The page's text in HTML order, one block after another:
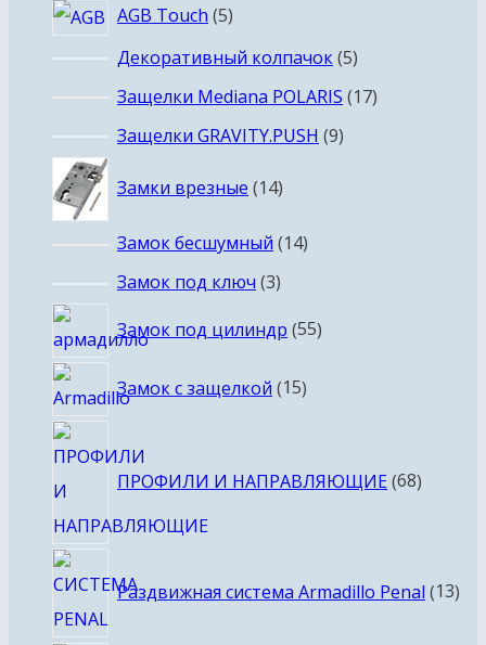
AGB Touch 55
товаров
Декоративный колпачок 55
товаров
Защелки Mediana POLARIS 1717
Защелки GRAVITY.PUSH 99
Замки врезные 14
Замок бесшумный 1414
Замок под ключ 33
Замок под цилиндр 5555
Замок с защелкой 1515
ПРОФИЛИ И НАПРАВЛЯЮЩИЕ 68
Раздвижная система Armadillo Penal 13